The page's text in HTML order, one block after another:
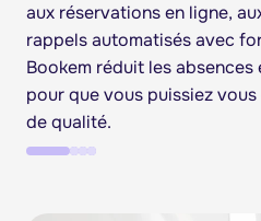
aux réservations en ligne,
rappels automatisés avec
Bookem réduit les
pour que vous puissiez
de qualité.